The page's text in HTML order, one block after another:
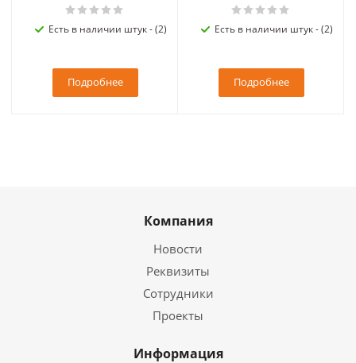
Есть в наличии штук - (2)
Подробнее
Есть в наличии штук - (2)
Подробнее
Компания
Новости
Реквизиты
Сотрудники
Проекты
Информация